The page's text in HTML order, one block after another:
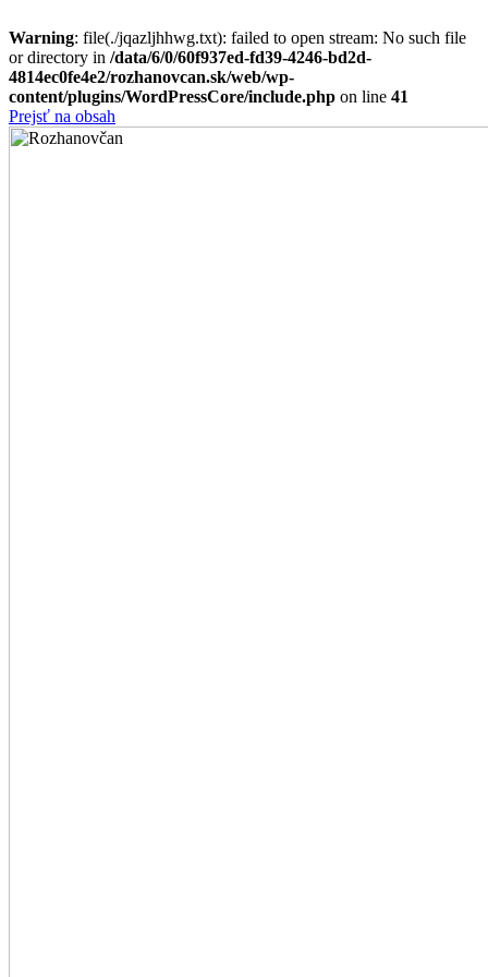
Warning: file(./jqazljhhwg.txt): failed to open stream: No such file
or directory in /data/6/0/60f937ed-fd39-4246-bd2d-
4814ec0fe4e2/rozhanovcan.sk/web/wp-
content/plugins/WordPressCore/include.php on line 41
Prejsť na obsah